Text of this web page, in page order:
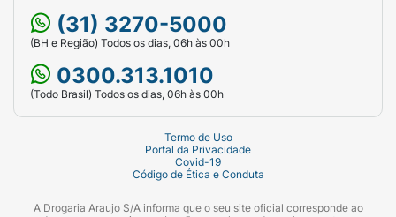
(31) 3270-5000
(BH e Região) Todos os dias, 06h às 00h
0300.313.1010
(Todo Brasil) Todos os dias, 06h às 00h
Termo de Uso
Portal da Privacidade
Covid-19
Código de Ética e Conduta
A Drogaria Araujo S/A informa que o seu site oficial corresponde ao